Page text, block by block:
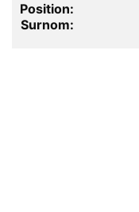
Position:
Surnom: